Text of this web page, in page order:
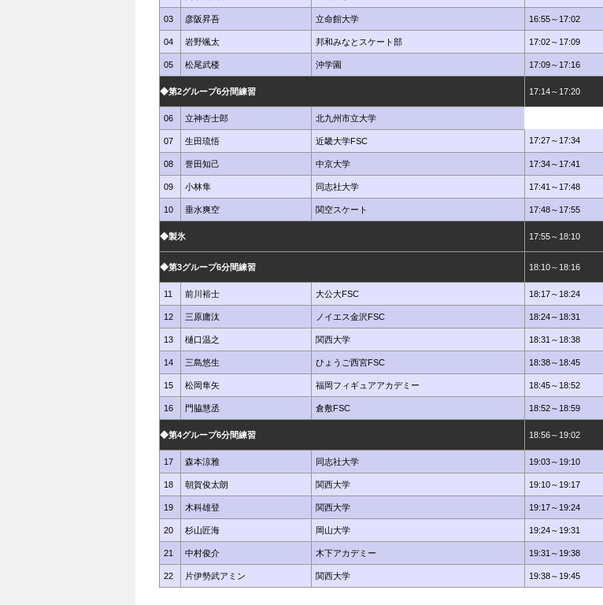
03 彦阪昇吾 立命館大学 16:55～17:02
04 岩野颯太 邦和みなとスケート部 17:02～17:09
05 松尾武楼 沖学園 17:09～17:16
◆第2グループ6分間練習 17:14～17:20
06 立神杏士郎 北九州市立大学
07 生田琉悟 近畿大学FSC 17:27～17:34
08 誉田知己 中京大学 17:34～17:41
09 小林隼 同志社大学 17:41～17:48
10 垂水爽空 関空スケート 17:48～17:55
◆製氷 17:55～18:10
◆第3グループ6分間練習 18:10～18:16
11 前川裕士 大公大FSC 18:17～18:24
12 三原庸汰 ノイエス金沢FSC 18:24～18:31
13 樋口温之 関西大学 18:31～18:38
14 三島悠生 ひょうご西宮FSC 18:38～18:45
15 松岡隼矢 福岡フィギュアアカデミー 18:45～18:52
16 門脇慧丞 倉敷FSC 18:52～18:59
◆第4グループ6分間練習 18:56～19:02
17 森本涼雅 同志社大学 19:03～19:10
18 朝賀俊太朗 関西大学 19:10～19:17
19 木科雄登 関西大学 19:17～19:24
20 杉山匠海 岡山大学 19:24～19:31
21 中村俊介 木下アカデミー 19:31～19:38
22 片伊勢武アミン 関西大学 19:38～19:45